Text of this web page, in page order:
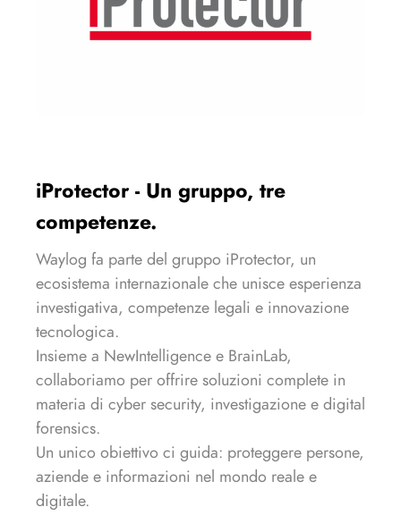
iProtector - Un gruppo, tre
competenze.
Waylog fa parte del gruppo iProtector, un
ecosistema internazionale che unisce esperienza
investigativa, competenze legali e innovazione
tecnologica.
Insieme a NewIntelligence e BrainLab,
collaboriamo per offrire soluzioni complete in
materia di cyber security, investigazione e digital
forensics.
Un unico obiettivo ci guida: proteggere persone,
aziende e informazioni nel mondo reale e
digitale.